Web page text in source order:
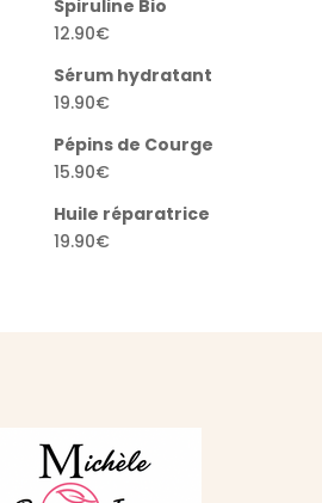
Spiruline Bio
12.90€
Sérum hydratant
19.90€
Pépins de Courge
15.90€
Huile réparatrice
19.90€